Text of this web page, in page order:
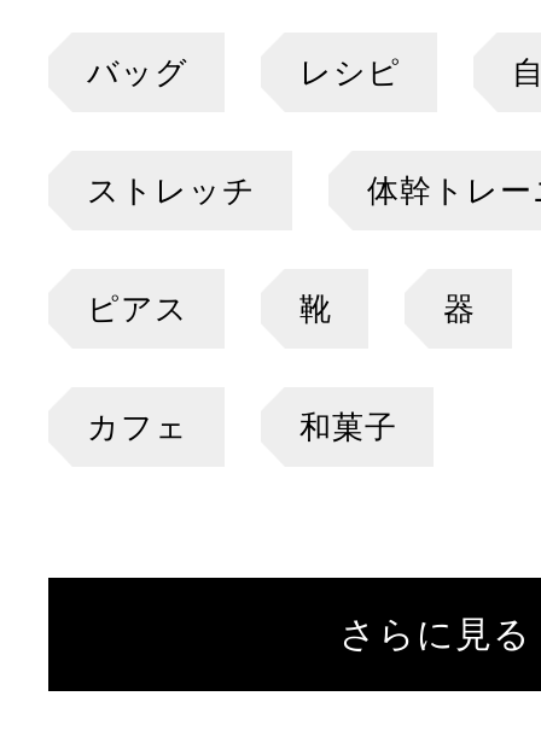
バッグ レシピ
ストレッチ 体幹トレ
ピアス 靴 器
カフェ 和菓子
さらに見る